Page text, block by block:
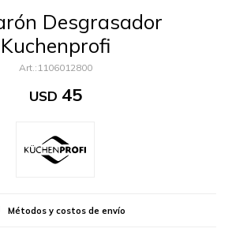
Desgrasador
Kuchenprofi
1106012800
USD 45
Métodos y costos de envío